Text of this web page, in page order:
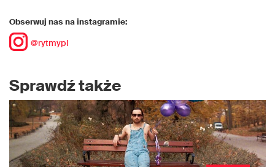
Obserwuj nas na instagramie:
@rytmypl
Sprawdź także